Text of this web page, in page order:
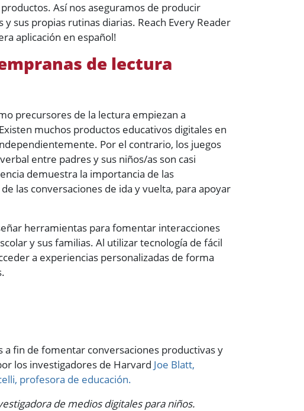
Así nos aseguramos de producir
sus propias rutinas diarias. Reach Every Reader
aplicación en español!
de lectura
precursores de la lectura empiezan a
muchos productos educativos digitales en
Por el contrario, los juegos
entre padres y sus niños/as son casi
demuestra la importancia de las
las conversaciones de ida y vuelta, para apoyar
herramientas para fomentar interacciones
y sus familias. Al utilizar tecnología de fácil
a experiencias personalizadas de forma
a fin de fomentar conversaciones productivas y
los investigadores de Harvard Joe Blatt,
profesora de educación.
de medios digitales para niños.